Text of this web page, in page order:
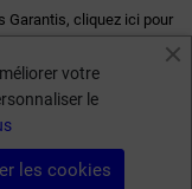
Garantis, cliquez ici pour
votre
le
les cookies